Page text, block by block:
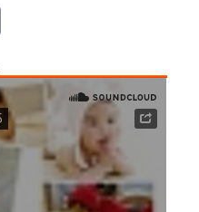
p
y
Li
n